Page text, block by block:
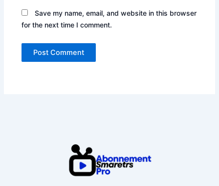
Save my name, email, and website in this browser
for the next time I comment.